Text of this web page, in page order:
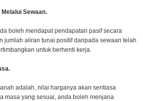
Sewaan.
boleh mendapat pendapatan pasif secara
jumlah aliran tunai positif daripada sewaan telah
untuk berhenti kerja.
adalah, nilai harganya akan sentiasa
masa yang sesuai, anda boleh menjana